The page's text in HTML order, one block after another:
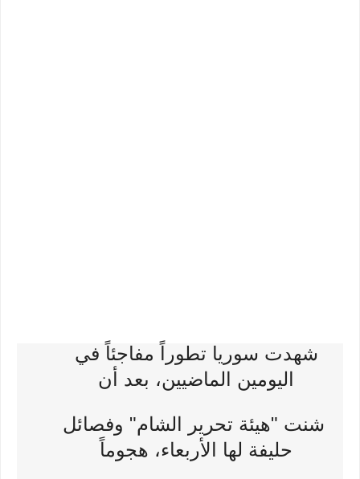
شهدت سوريا تطوراً مفاجئاً في
اليومين الماضيين، بعد أن
شنت "هيئة تحرير الشام" وفصائل
حليفة لها الأربعاء، هجوماً